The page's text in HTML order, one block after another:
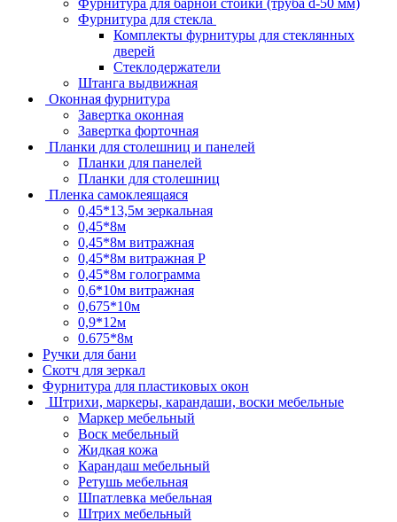
Фурнитура для стекла
Комплекты фурнитуры для стеклянных
дверей
Стеклодержатели
Штанга выдвижная
Оконная фурнитура
Завертка оконная
Завертка форточная
Планки для столешниц и панелей
Планки для панелей
Планки для столешниц
Пленка самоклеящаяся
0,45*13,5м зеркальная
0,45*8м
0,45*8м витражная
0,45*8м витражная Р
0,45*8м голограмма
0,6*10м витражная
0,675*10м
0,9*12м
0.675*8м
Ручки для бани
Скотч для зеркал
Фурнитура для пластиковых окон
Штрихи, маркеры, карандаши, воски мебельные
Маркер мебельный
Воск мебельный
Жидкая кожа
Карандаш мебельный
Ретушь мебельная
Шпатлевка мебельная
Штрих мебельный